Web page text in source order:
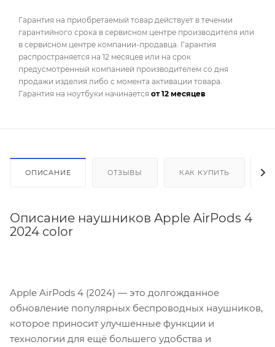
Гарантия на приобретаемый товар действует в течении
гарантийного срока в сервисном центре производителя или
в сервисном центре компании-продавца. Гарантия
распространяется на 12 месяцев или на срок
предусмотренный компанией производителем со дня
продажи изделия либо с момента активации товара.
Гарантия на ноутбуки начинается от 12 месяцев
ОПИСАНИЕ ОТЗЫВЫ КАК КУПИТЬ
Описание наушников Apple AirPods 4
2024 color
Apple AirPods 4 (2024) — это долгожданное
обновление популярных беспроводных наушников,
которое приносит улучшенные функции и
технологии для ещё большего удобства и